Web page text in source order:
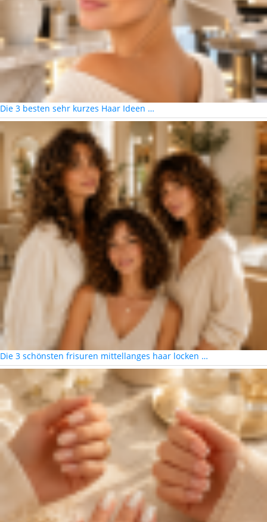
Die 3 besten sehr kurzes Haar Ideen …
Die 3 schönsten frisuren mittellanges haar locken …